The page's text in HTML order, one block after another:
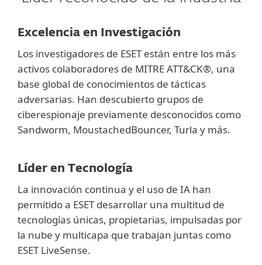
Excelencia en Investigación
Los investigadores de ESET están entre los más
activos colaboradores de MITRE ATT&CK®, una
base global de conocimientos de tácticas
adversarias. Han descubierto grupos de
ciberespionaje previamente desconocidos como
Sandworm, MoustachedBouncer, Turla y más.
Líder en Tecnología
La innovación continua y el uso de IA han
permitido a ESET desarrollar una multitud de
tecnologías únicas, propietarias, impulsadas por
la nube y multicapa que trabajan juntas como
ESET LiveSense.